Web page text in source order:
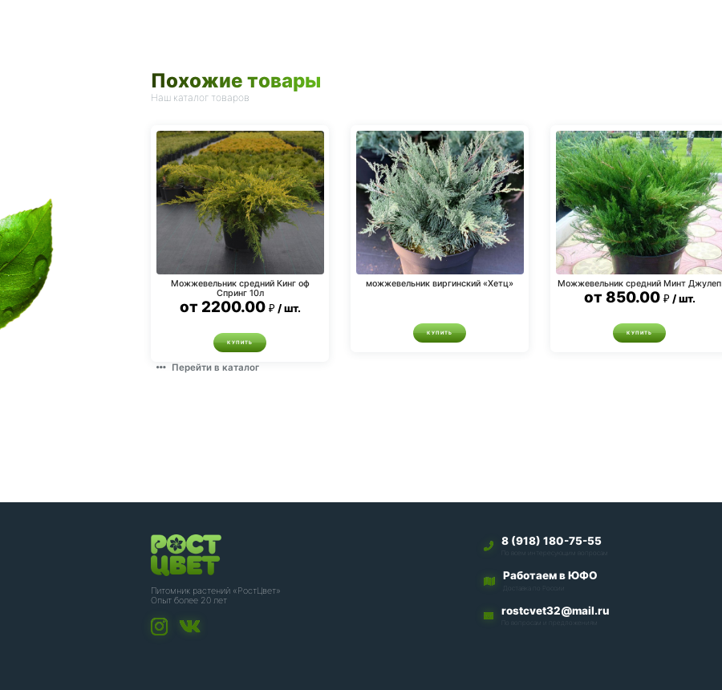
Похожие товары
Наш каталог товаров
Можжевельник средний Кинг оф
Спринг 10л
от2200.00 шт.
КУПИТЬ
можжевельник виргинский «Хетц»
КУПИТЬ
Можжевельник средний Минт Джулеп
от850.00 шт.
КУПИТЬ
Перейти в каталог
Питомник растений «РостЦвет»
Опыт более 20 лет
8 (918) 180-75-55
По всем интересующим вопросам
Работаем в ЮФО
rostcvet32@mail.ru
По вопросам и предложениям